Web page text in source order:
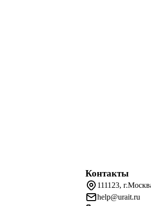
Контакты
111123,
help@urait.ru